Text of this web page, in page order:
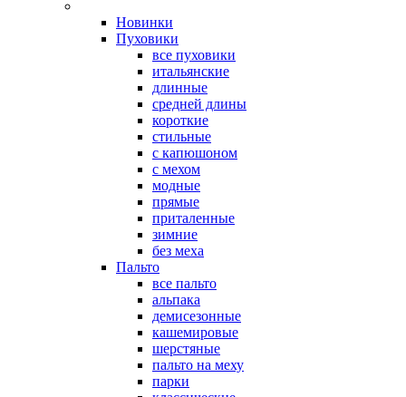
Новинки
Пуховики
все пуховики
итальянские
длинные
средней длины
короткие
стильные
с капюшоном
с мехом
модные
прямые
приталенные
зимние
без меха
Пальто
все пальто
альпака
демисезонные
кашемировые
шерстяные
пальто на меху
парки